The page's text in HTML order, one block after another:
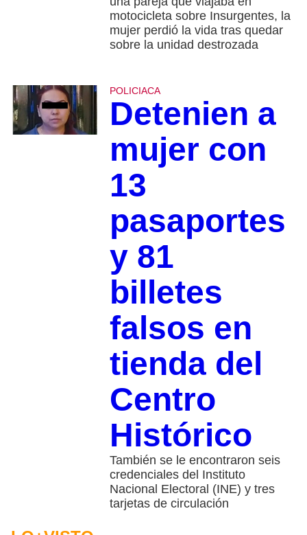
motocicleta sobre Insurgentes, la
mujer perdió la vida tras quedar
sobre la unidad destrozada
POLICIACA
Detenien a
mujer con
13
pasaportes
y 81
billetes
falsos en
tienda del
Centro
Histórico
También se le encontraron seis
credenciales del Instituto
Nacional Electoral (INE) y tres
tarjetas de circulación